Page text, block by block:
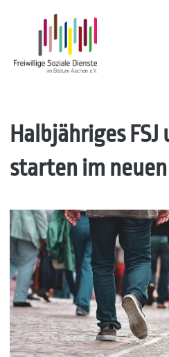
Skip
content
Halbjähriges FSJ
starten im neuen